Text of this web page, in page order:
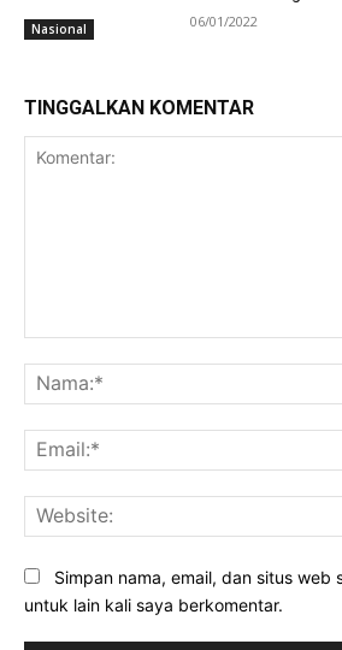
Nasional 06/01/2022
TINGGALKAN KOMENTAR
Simpan nama, email, dan situs web
untuk lain kali saya berkomentar.